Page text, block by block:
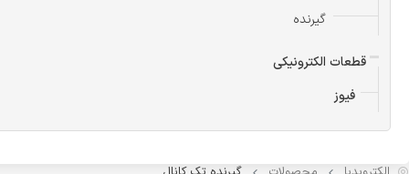
گیرنده
قطعات الکترونیکی
فیوز